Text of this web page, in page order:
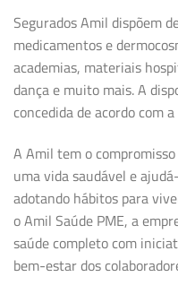
Segurados Amil dispõem
medicamentos e
academias, materiais
dança e muito mais. A
concedida de acordo com
A Amil tem o
uma vida saudável e
adotando hábitos para
o Amil Saúde PME, a
saúde completo com
bem-estar dos